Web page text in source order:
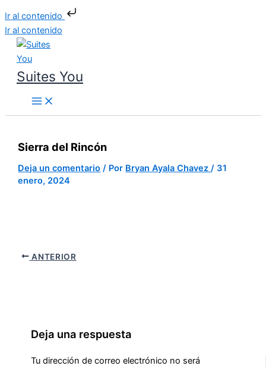
Ir al contenido
Ir al contenido
Suites You
Sierra del Rincón
Deja un comentario / Por Bryan Ayala Chavez/ 31
enero, 2024
ANTERIOR
Deja una respuesta
Tu dirección de correo electrónico no será